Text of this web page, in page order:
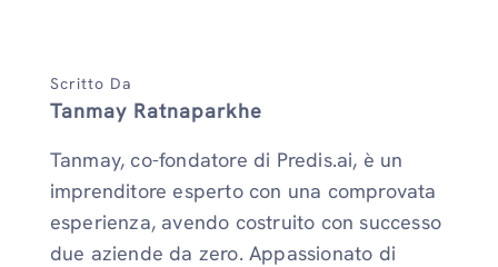
Scritto Da
Tanmay Ratnaparkhe
Tanmay, co-fondatore di Predis.ai, è un
imprenditore esperto con una comprovata
esperienza, avendo costruito con successo
due aziende da zero. Appassionato di